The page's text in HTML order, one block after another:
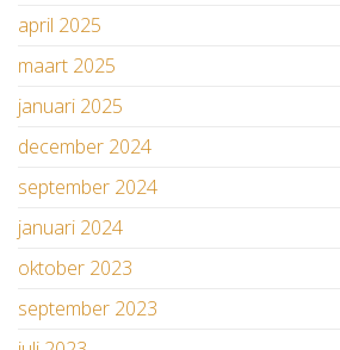
april 2025
maart 2025
januari 2025
december 2024
september 2024
januari 2024
oktober 2023
september 2023